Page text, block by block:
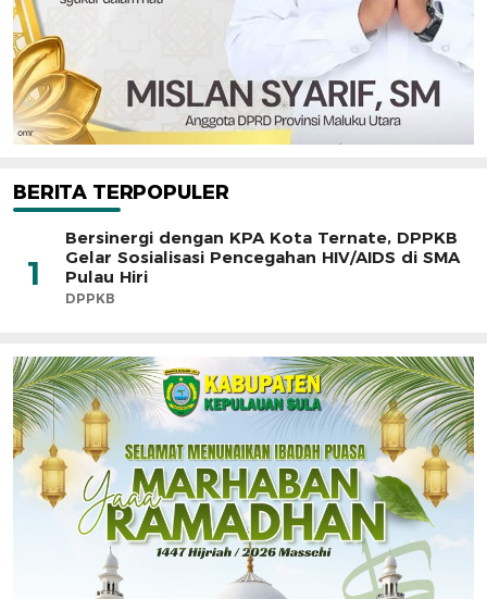
BERITA TERPOPULER
1
Bersinergi dengan KPA Kota Ternate, DPPKB
Gelar Sosialisasi Pencegahan HIV/AIDS di SMA
Pulau Hiri
DPPKB